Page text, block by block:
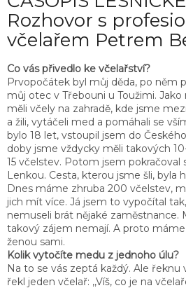
Rozhovor s
včelařem Petrem
Co vás přivedlo ke včelařství?
Prvopočátek byl můj děda, po něm
můj otec v Třebouni u Toužimi. Jako
měli včely na zahradě, kde jsme
a žili, vytáčeli med a pomáhali se
bylo 18 let, vstoupil jsem do
doby jsme vždycky měli takových
15 včelstev. Potom jsem pokračoval
Lenkou. Cesta, kterou jsme šli, byla
Dnes máme zhruba 200 včelstev,
jich mít více. Já jsem to vypočítal
nemuseli brát nějaké zaměstnance.
takový zájem nemají. A proto
ženou sami.
Kolik vytočíte medu z jednoho úlu?
Na to se vás zeptá každý. Ale řeknu
řekl jeden včelař: ,,Víš, co je na